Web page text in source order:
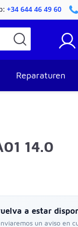
+34 644 46 49 60
Reparaturen
14.0
a estar
un aviso en